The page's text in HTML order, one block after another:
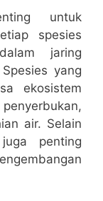
untuk
spesies
jaring
yang
ekosistem
air. Selain
penting